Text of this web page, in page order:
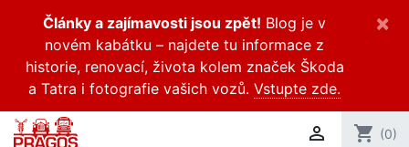
Články a zajímavosti jsou zpět! Blog je v
novém kabátku – najdete tu informace z
historie, renovací, života kolem značek Škoda
a Tatra i fotografie vašich vozů. Vstupte zde.
×
 shopping_cart (0)